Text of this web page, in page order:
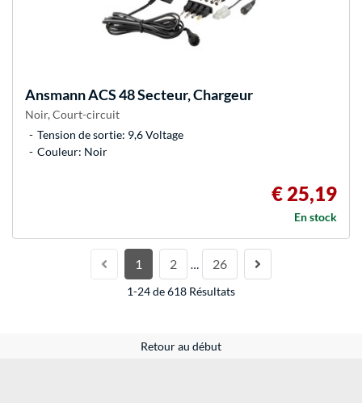
AnsmannACS 48 Secteur, Chargeur
Noir, Court-circuit
Tension de sortie: 9,6 Voltage
Couleur: Noir
€ 25,19
En stock
1 2 … 26
1-24 de 618 Résultats
Retour au début